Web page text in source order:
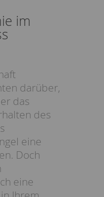
im
darüber,
das
des
eine
Doch
eine